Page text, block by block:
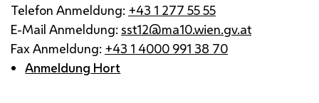
Telefon Anmeldung: +43 1 277 55 55
E-Mail Anmeldung: sst12@ma10.wien.gv.at
Fax Anmeldung: +43 1 4000 991 38 70
Anmeldung Hort